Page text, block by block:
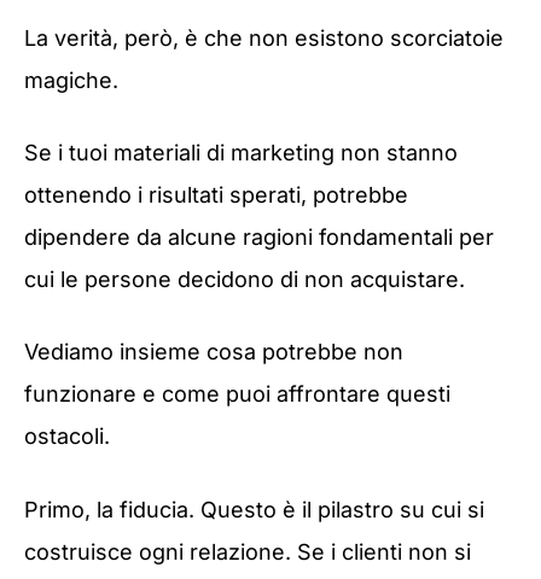
La verità, però, è che non esistono scorciatoie
magiche.
Se i tuoi materiali di marketing non stanno
ottenendo i risultati sperati, potrebbe
dipendere da alcune ragioni fondamentali per
cui le persone decidono di non acquistare.
Vediamo insieme cosa potrebbe non
funzionare e come puoi affrontare questi
ostacoli.
Primo, la fiducia. Questo è il pilastro su cui si
costruisce ogni relazione. Se i clienti non si